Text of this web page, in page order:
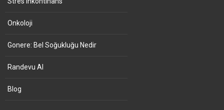
Onkoloji
Gonere: Bel Soğukluğu Nedir
Randevu Al
Blog